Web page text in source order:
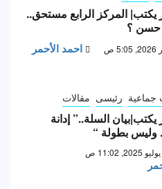
يكتب| المركز الرابع مستحق..
حسن ؟
احمد الأحمر
جماعية رئيسى مقالات
يكتب|بيان السلة..” إدانة
وليس بطولة “